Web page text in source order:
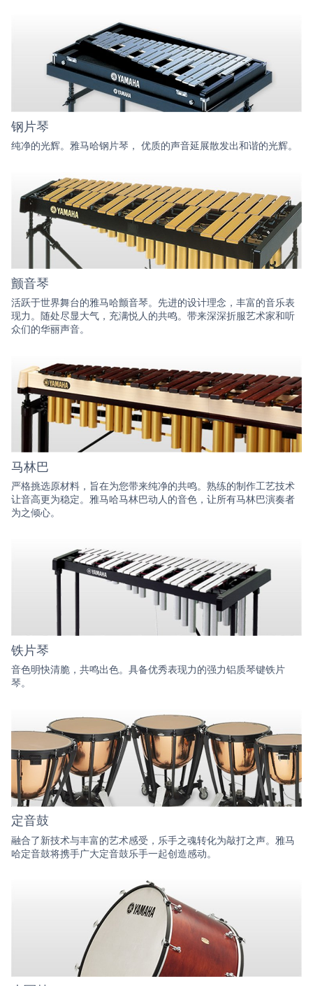
钢片琴
纯净的光辉。雅马哈钢片琴， 优质的声音延展散发出和谐的光辉。
颤音琴
活跃于世界舞台的雅马哈颤音琴。先进的设计理念，丰富的音乐表
现力。随处尽显大气，充满悦人的共鸣。带来深深折服艺术家和听
众们的华丽声音。
马林巴
严格挑选原材料，旨在为您带来纯净的共鸣。熟练的制作工艺技术
让音高更为稳定。雅马哈马林巴动人的音色，让所有马林巴演奏者
为之倾心。
铁片琴
音色明快清脆，共鸣出色。具备优秀表现力的强力铝质琴键铁片
琴。
定音鼓
融合了新技术与丰富的艺术感受，乐手之魂转化为敲打之声。雅马
哈定音鼓将携手广大定音鼓乐手一起创造感动。